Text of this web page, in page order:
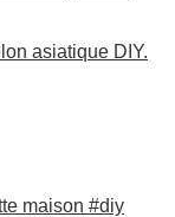
asiatique DIY.
maison #diy